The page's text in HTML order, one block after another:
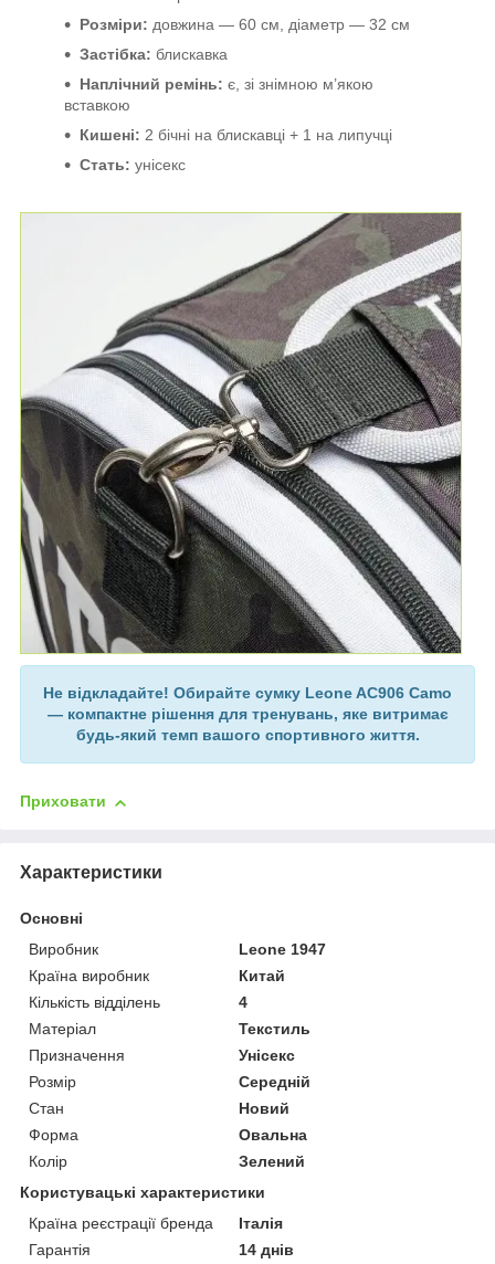
Розміри: довжина — 60 см, діаметр — 32 см
Застібка: блискавка
Наплічний ремінь: є, зі знімною м’якою
вставкою
Кишені: 2 бічні на блискавці + 1 на липучці
Стать: унісекс
Не відкладайте! Обирайте сумку Leone AC906 Camo
— компактне рішення для тренувань, яке витримає
будь-який темп вашого спортивного життя.
Приховати
Характеристики
Основні
Виробник
Leone 1947
Країна виробник
Китай
Кількість відділень
4
Матеріал
Текстиль
Призначення
Унісекс
Розмір
Середній
Стан
Новий
Форма
Овальна
Колір
Зелений
Користувацькі характеристики
Країна реєстрації бренда
Італія
Гарантія
14 днів